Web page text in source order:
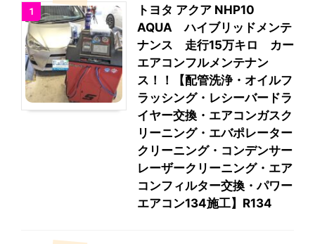
1
トヨタ アクア NHP10
AQUA ハイブリッドメンテ
ナンス 走行15万キロ カー
エアコンフルメンテナン
ス！！【配管洗浄・オイルフ
ラッシング・レシーバードラ
イヤー交換・エアコンガスク
リーニング・エバポレーター
クリーニング・コンデンサー
レーザークリーニング・エア
コンフィルター交換・パワー
エアコン134施工】R134